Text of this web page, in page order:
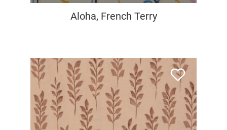
Aloha, French Terry